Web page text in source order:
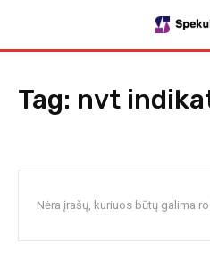
Tag: nvt
Nėra įrašų, kuriuos būtų galima